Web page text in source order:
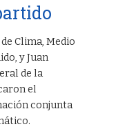
Clima, Medio
y Juan
de la
el
conjunta